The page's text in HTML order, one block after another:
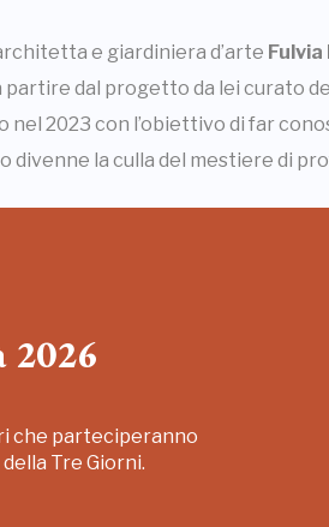
e giardiniera d’arte
partire dal progetto da lei curato
nel 2023 con l’obiettivo di far
divenne la culla del mestiere di
2026
che parteciperanno
Tre Giorni.